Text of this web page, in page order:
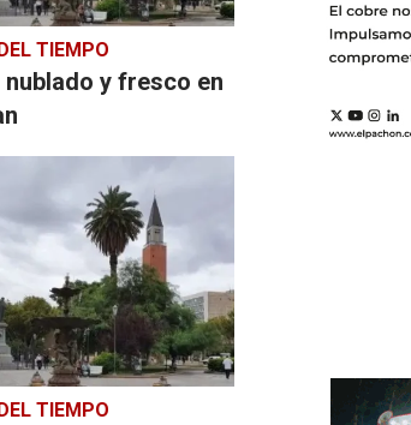
TIEMPO
nublado y fresco en
TIEMPO